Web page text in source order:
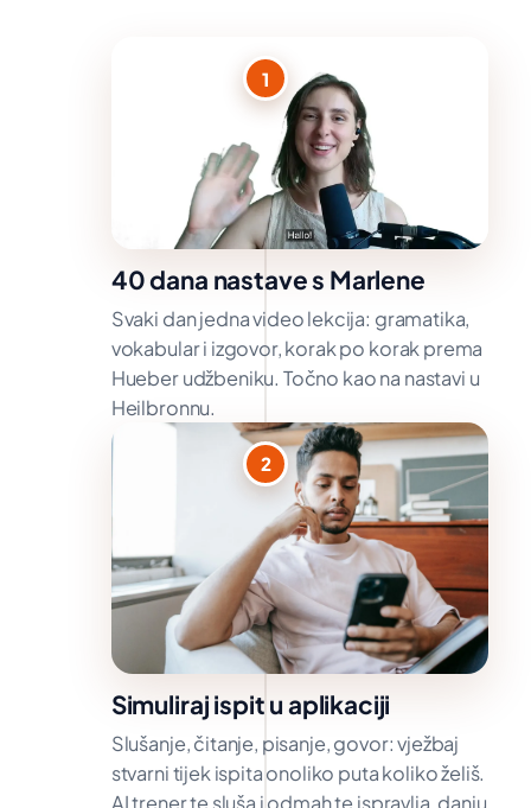
1
40 dana nastave s Marlene
Svaki dan jedna video lekcija: gramatika,
vokabular i izgovor, korak po korak prema
Hueber udžbeniku. Točno kao na nastavi u
Heilbronnu.
2
Simuliraj ispit u aplikaciji
Slušanje, čitanje, pisanje, govor: vježbaj
stvarni tijek ispita onoliko puta koliko želiš.
AI trener te sluša i odmah te ispravlja, danju